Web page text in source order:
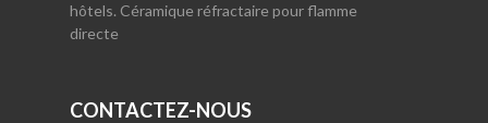
hôtels. Céramique réfractaire pour flamme
directe
CONTACTEZ-NOUS